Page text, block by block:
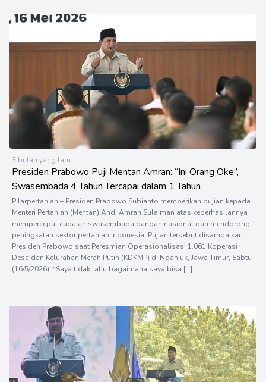
3 bulan yang lalu
Presiden Prabowo Puji Mentan Amran: “Ini Orang Oke”,
Swasembada 4 Tahun Tercapai dalam 1 Tahun
Pilarpertanian – Presiden Prabowo Subianto memberikan pujian kepada
Menteri Pertanian (Mentan) Andi Amran Sulaiman atas keberhasilannya
mempercepat capaian swasembada pangan nasional dan mendorong
peningkatan sektor pertanian Indonesia. Pujian tersebut disampaikan
Presiden Prabowo saat Peresmian Operasionalisasi 1.061 Koperasi
Desa dan Kelurahan Merah Putih (KDKMP) di Nganjuk, Jawa Timur, Sabtu
(16/5/2026). “Saya tidak tahu bagaimana saya bisa […]